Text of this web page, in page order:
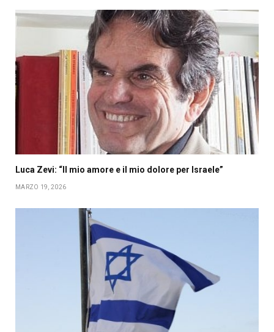
Luca Zevi: “Il mio amore e il mio dolore per Israele”
MARZO 19, 2026